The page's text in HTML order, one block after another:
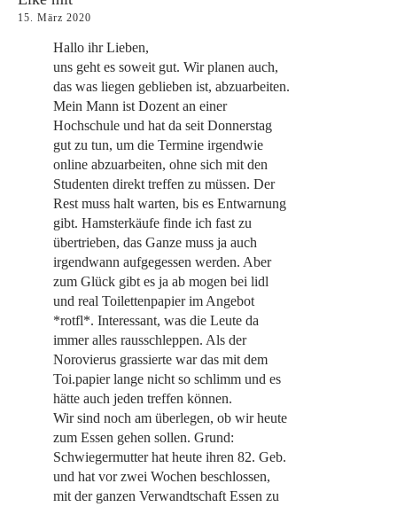
15. März 2020
Hallo ihr Lieben,
uns geht es soweit gut. Wir planen auch,
das was liegen geblieben ist, abzuarbeiten.
Mein Mann ist Dozent an einer
Hochschule und hat da seit Donnerstag
gut zu tun, um die Termine irgendwie
online abzuarbeiten, ohne sich mit den
Studenten direkt treffen zu müssen. Der
Rest muss halt warten, bis es Entwarnung
gibt. Hamsterkäufe finde ich fast zu
übertrieben, das Ganze muss ja auch
irgendwann aufgegessen werden. Aber
zum Glück gibt es ja ab mogen bei lidl
und real Toilettenpapier im Angebot
*rotfl*. Interessant, was die Leute da
immer alles rausschleppen. Als der
Norovierus grassierte war das mit dem
Toi.papier lange nicht so schlimm und es
hätte auch jeden treffen können.
Wir sind noch am überlegen, ob wir heute
zum Essen gehen sollen. Grund:
Schwiegermutter hat heute ihren 82. Geb.
und hat vor zwei Wochen beschlossen,
mit der ganzen Verwandtschaft Essen zu